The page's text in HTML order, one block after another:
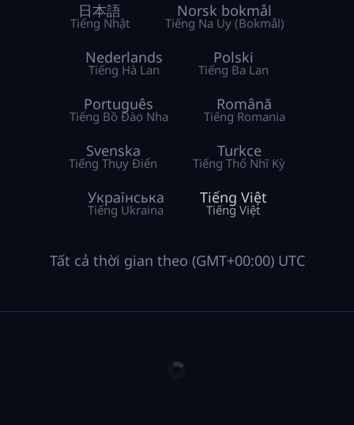
日本語
Tiếng Nhật
Norsk bokmål
Tiếng Na Uy (Bokmål)
Nederlands
Tiếng Hà Lan
Polski
Tiếng Ba Lan
Português
Tiếng Bồ Đào Nha
Română
Tiếng Romania
Svenska
Tiếng Thụy Điển
Turkce
Tiếng Thổ Nhĩ Kỳ
Українська
Tiếng Ukraina
Tiếng Việt
Tiếng Việt
Tất cả thời gian theo (GMT+00:00) UTC